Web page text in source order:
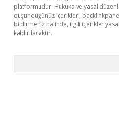
platformudur. Hukuka ve yasal
düşündüğünüz içerikleri,
bildirmeniz halinde, ilgili içerikler
kaldırılacaktır.